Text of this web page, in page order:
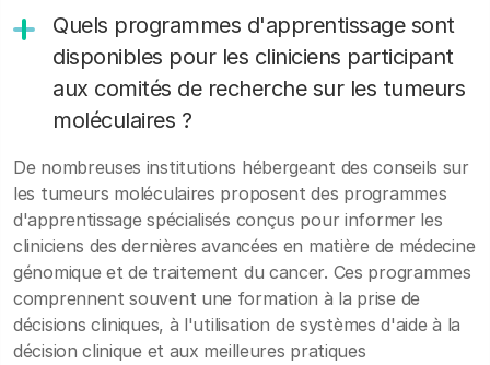
Quels programmes d'apprentissage sont
disponibles pour les cliniciens participant
aux comités de recherche sur les tumeurs
moléculaires ?
De nombreuses institutions hébergeant des conseils sur
les tumeurs moléculaires proposent des programmes
d'apprentissage spécialisés conçus pour informer les
cliniciens des dernières avancées en matière de médecine
génomique et de traitement du cancer. Ces programmes
comprennent souvent une formation à la prise de
décisions cliniques, à l'utilisation de systèmes d'aide à la
décision clinique et aux meilleures pratiques